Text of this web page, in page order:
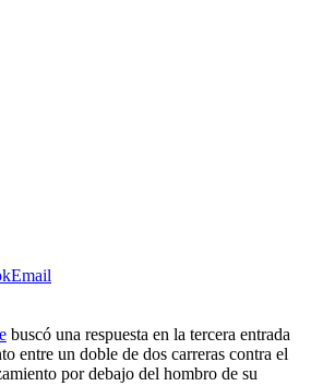
Email
buscó una respuesta en la tercera entrada
entre un doble de dos carreras contra el
por debajo del hombro de su